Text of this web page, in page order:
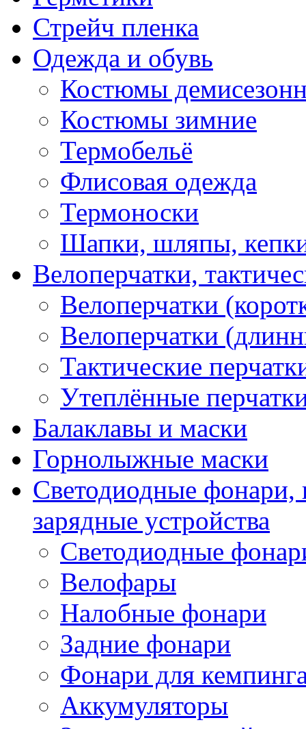
Стрейч пленка
Одежда и обувь
Костюмы
Костюмы зимние
Термобельё
Флисовая одежда
Термоноски
Шапки, шляпы,
Велоперчатки,
Велоперчатки
Велоперчатки
Тактические
Утеплённые
Балаклавы и маски
Горнолыжные маски
Светодиодные фонари,
зарядные устройства
Светодиодные
Велофары
Налобные фонари
Задние фонари
Фонари для
Аккумуляторы